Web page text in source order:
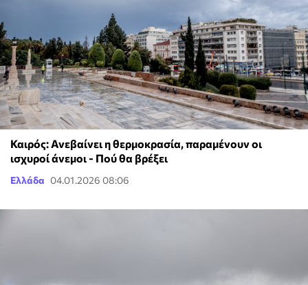
Καιρός: Ανεβαίνει η θερμοκρασία, παραμένουν οι
ισχυροί άνεμοι - Πού θα βρέξει
Ελλάδα 04.01.2026 08:06